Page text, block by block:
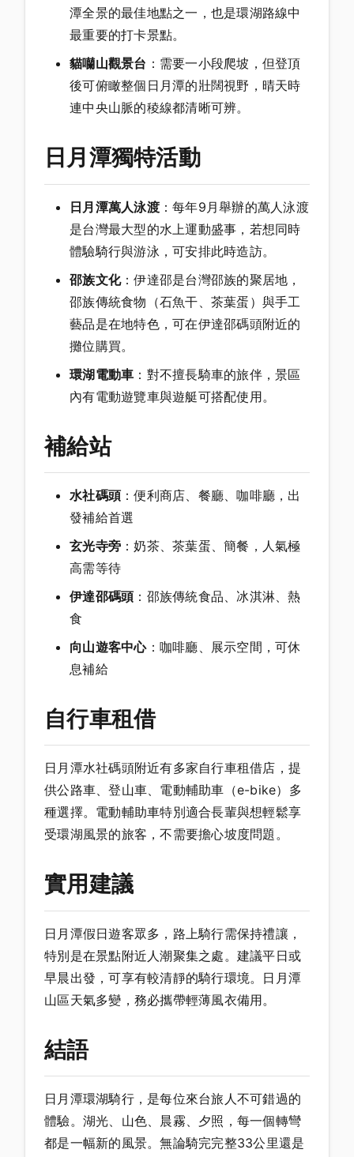
潭全景的最佳地點之一，也是環湖路線中
最重要的打卡景點。
貓囒山觀景台 ：需要一小段爬坡，但登頂
後可俯瞰整個日月潭的壯闊視野，晴天時
連中央山脈的稜線都清晰可辨。
日月潭獨特活動
日月潭萬人泳渡：每年9月舉辦的萬人泳渡
是台灣最大型的水上運動盛事，若想同時
體驗騎行與游泳，可安排此時造訪。
邵族文化：伊達邵是台灣邵族的聚居地，
邵族傳統食物（石魚干、茶葉蛋）與手工
藝品是在地特色，可在伊達邵碼頭附近的
攤位購買。
環湖電動車 ：對不擅長騎車的旅伴，景區
內有電動遊覽車與遊艇可搭配使用。
補給站
水社碼頭 ：便利商店、餐廳、咖啡廳，出
發補給首選
玄光寺旁 ：奶茶、茶葉蛋、簡餐，人氣極
高需等待
伊達邵碼頭 ：邵族傳統食品、冰淇淋、熱
食
向山遊客中心：咖啡廳、展示空間，可休
息補給
自行車租借
日月潭水社碼頭附近有多家自行車租借店，提
供公路車、登山車、電動輔助車（e-bike）多
種選擇。電動輔助車特別適合長輩與想輕鬆享
受環湖風景的旅客，不需要擔心坡度問題。
實用建議
日月潭假日遊客眾多，路上騎行需保持禮讓，
特別是在景點附近人潮聚集之處。建議平日或
早晨出發，可享有較清靜的騎行環境。日月潭
山區天氣多變，務必攜帶輕薄風衣備用。
結語
日月潭環湖騎行，是每位來台旅人不可錯過的
體驗。湖光、山色、晨霧、夕照，每一個轉彎
都是一幅新的風景。無論騎完完整33公里還是